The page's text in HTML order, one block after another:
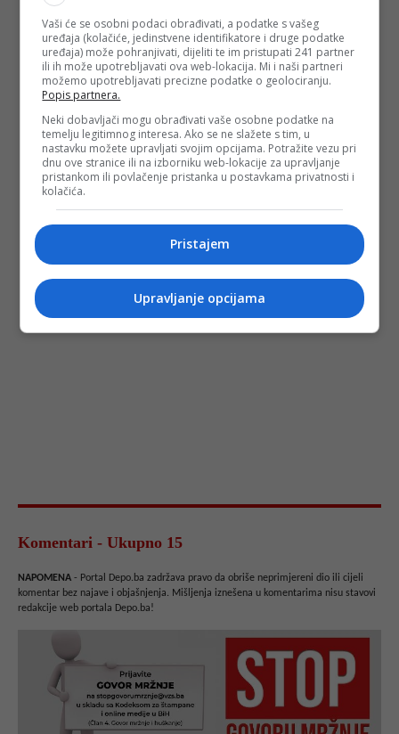
Komentari - Ukupno 15
NAPOMENA - Portal Depo.ba zadržava pravo da obriše neprimjereni dio ili cijeli
komentar bez najave i objašnjenja. Mišljenja iznešena u komentarima nisu stavovi
redakcije web portala Depo.ba!
Vaši će se osobni podaci obrađivati, a podatke s vašeg
uređaja (kolačiće, jedinstvene identifikatore i druge podatke
uređaja) može pohranjivati, dijeliti te im pristupati 241 partner
ili ih može upotrebljavati ova web-lokacija. Mi i naši partneri
možemo upotrebljavati precizne podatke o geolociranju.
Popis partnera.
Neki dobavljači mogu obrađivati vaše osobne podatke na
temelju legitimnog interesa. Ako se ne slažete s tim, u
nastavku možete upravljati svojim opcijama. Potražite vezu pri
dnu ove stranice ili na izborniku web-lokacije za upravljanje
pristankom ili povlačenje pristanka u postavkama privatnosti i
kolačića.
Pristajem
Upravljanje opcijama